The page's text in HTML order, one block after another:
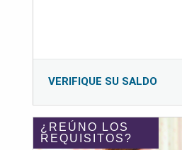
VERIFIQUE SU SALDO
¿REÚNO LOS
REQUISITOS?